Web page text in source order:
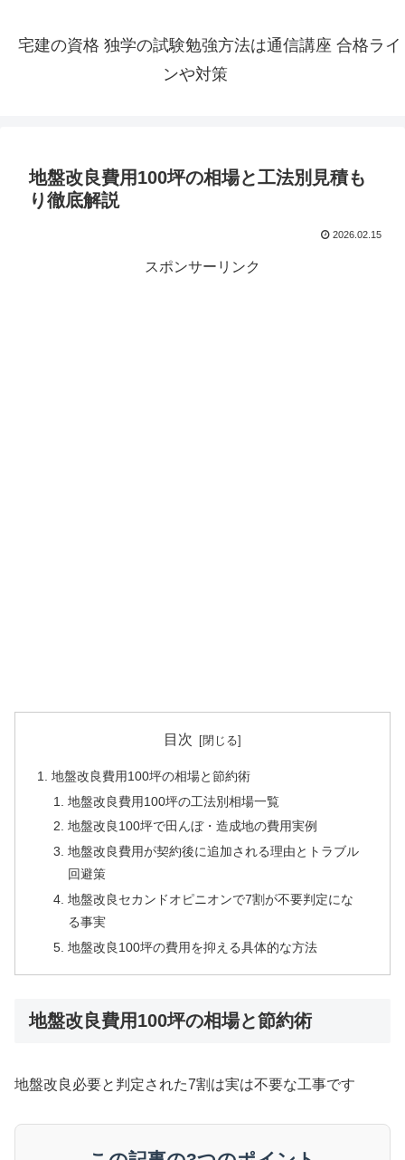
宅建の資格 独学の試験勉強方法は通信講座 合格ライ
ンや対策
地盤改良費用100坪の相場と工法別見積も
り徹底解説
2026.02.15
スポンサーリンク
目次
地盤改良費用100坪の相場と節約術
地盤改良費用100坪の工法別相場一覧
地盤改良100坪で田んぼ・造成地の費用実例
地盤改良費用が契約後に追加される理由とトラブル
回避策
地盤改良セカンドオピニオンで7割が不要判定にな
る事実
地盤改良100坪の費用を抑える具体的な方法
地盤改良費用100坪の相場と節約術
地盤改良必要と判定された7割は実は不要な工事です